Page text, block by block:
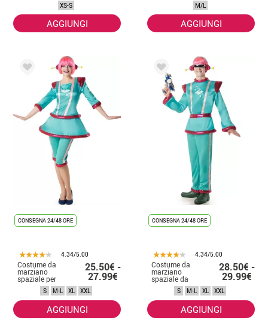
XS-S
AGGIUNGI
M/L
AGGIUNGI
CONSEGNA 24/48 ORE
4.34/5.00
Costume da
marziano
spaziale per
donna
25.50€ -
27.99€
S M-L XL XXL
AGGIUNGI
CONSEGNA 24/48 ORE
4.34/5.00
Costume da
marziano
spaziale da
uomo
28.50€ -
29.99€
S M-L XL XXL
AGGIUNGI